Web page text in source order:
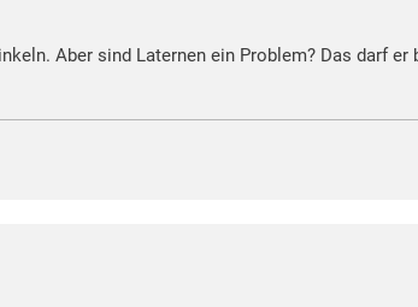
Aber sind Laternen ein Problem? Das darf